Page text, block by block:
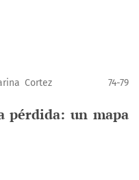
Cortez
74-79
pérdida: un mapa